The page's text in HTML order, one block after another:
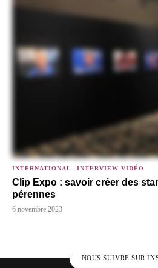
INTERNATIONAL - INTERVIEW VIDÉO
Clip Expo : savoir créer des
pérennes
6 novembre 2023
NOUS SUIVRE SUR